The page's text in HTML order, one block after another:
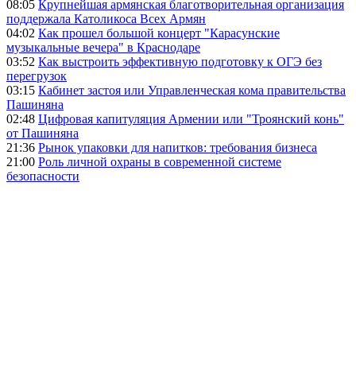
08:05 Крупнейшая армянская благотворительная организация
поддержала Католикоса Всех Армян
04:02 Как прошел большой концерт "Карасунские
музыкальные вечера" в Краснодаре
03:52 Как выстроить эффективную подготовку к ОГЭ без
перегрузок
03:15 Кабинет застоя или Управленческая кома правительства
Пашиняна
02:48 Цифровая капитуляция Армении или "Троянский конь"
от Пашиняна
21:36 Рынок упаковки для напитков: требования бизнеса
21:00 Роль личной охраны в современной системе
безопасности